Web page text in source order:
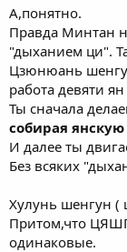
и на мой взгляд
блоков" (или
А,понятно.
Правда Минтан
"дыханием ци".
Цзюнюань
работа девяти ян
Ты сначала
собирая
И далее ты
Без всяких
Хулунь шенгун (
Притом,что
одинаковые.